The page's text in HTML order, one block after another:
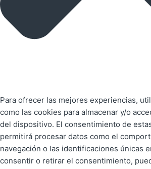
Para ofrecer las mejores experiencias,
como las cookies para almacenar y/o
del dispositivo. El consentimiento de
permitirá procesar datos como el
navegación o las identificaciones únicas
consentir o retirar el consentimiento,